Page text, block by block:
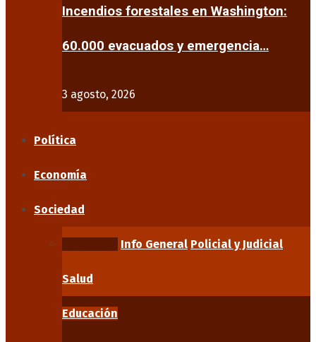
Incendios forestales en Washington:
60.000 evacuados y emergencia…
3 agosto, 2026
Política
Economía
Sociedad
Info General Policial y Judicial
Salud
Educación